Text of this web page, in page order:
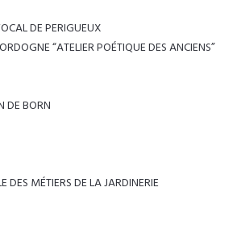
DE PERIGUEUX
“ATELIER POÉTIQUE DES ANCIENS”
DE BORN
DES MÉTIERS DE LA JARDINERIE